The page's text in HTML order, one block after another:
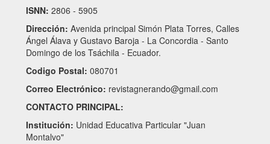
ISNN: 2806 - 5905
Dirección: Avenida principal Simón Plata Torres, Calles
Ángel Álava y Gustavo Baroja - La Concordia - Santo
Domingo de los Tsáchila - Ecuador.
Codigo Postal: 080701
Correo Electrónico: revistagnerando@gmail.com
CONTACTO PRINCIPAL:
Institución: Unidad Educativa Particular "Juan
Montalvo"